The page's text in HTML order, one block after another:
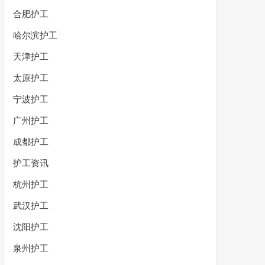
合肥护工
哈尔滨护工
天津护工
太原护工
宁波护工
广州护工
成都护工
护工资讯
杭州护工
武汉护工
沈阳护工
泉州护工